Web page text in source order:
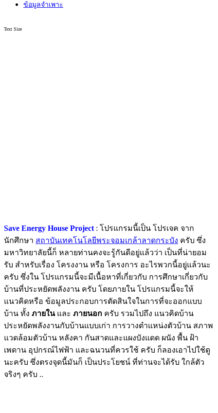
ข้อมูลจำเพาะ
Text Size
Save Energy House Project: โปรแกรมนี้เป็น โปรเจค จาก
นักศึกษา สถาบันเทคโนโลยีพระจอมเกล้าลาดกระบัง ครับ ซึ่ง
มหาวิทยาลัยนี้ก็ หลายท่านคงจะรู้กันดีอยู่แล้วว่า เป็นที่น่ายอม
รับ สำหรับเรื่อง โครงงาน หรือ โครงการ อะไรพวกนี้อยู่แล้วนะ
ครับ ซึ่งใน โปรแกรมนี้จะมีเนื้อหาที่เกี่ยวกับ การศึกษาเกี่ยวกับ
บ้านที่ประหยัดพลังงาน ครับ โดยภายใน โปรแกรมนี้จะให้
แนวคิดหรือ ข้อมูลประกอบการตัดสินใจในการที่จะออกแบบ
บ้าน ทั้ง ภายในและ ภายนอก ครับ รวมไปถึง แนวคิดบ้าน
ประหยัดพลังงานกับบ้านแบบเก่า การวางตำแหน่งตัวบ้าน สภาพ
แวดล้อมตัวบ้าน หลังคา กันสาดและแผงบังแดด ผนัง พื้น ฝ้า
เพดาน อุปกรณ์ไฟฟ้า และฉนวนที่ควรใช้ ครับ ก็ลองเอาไปใช้ดู
นะครับ ซึ่งตรงจุดนี้มันก็ เป็นประโยชน์ ที่ท่านจะได้รับ ใกล้ตัว
จริงๆ ครับ ..